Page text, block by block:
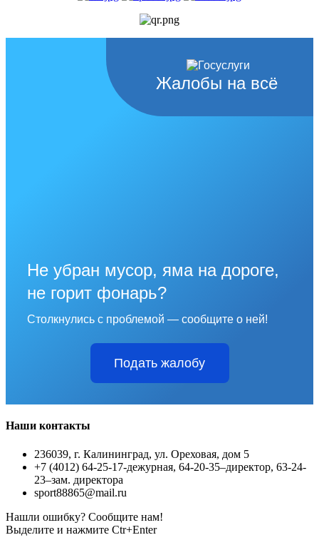
Жалобы на всё
Не убран мусор, яма на дороге,
не горит фонарь?
Столкнулись с проблемой — сообщите о ней!
Подать жалобу
Наши контакты
236039, г. Калининград, ул. Ореховая, дом 5
+7 (4012) 64-25-17-дежурная, 64-20-35–директор, 63-24-
23–зам. директора
sport88865@mail.ru
Нашли ошибку? Сообщите нам!
Выделите и нажмите Ctr+Enter